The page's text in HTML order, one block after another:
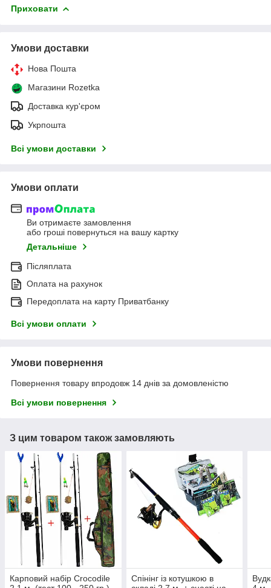
Приховати
Умови доставки
Нова Пошта
Магазини Rozetka
Доставка кур'єром
Укрпошта
Всі умови доставки
Умови оплати
Ви отримаєте замовлення
або гроші повернуться на вашу картку
Детальніше
Післяплата
Оплата на рахунок
Передоплата на карту Приватбанку
Всі умови оплати
Умови повернення
Повернення товару впродовж 14 днів за домовленістю
Всі умови повернення
З цим товаром також замовляють
Карповий набір Crocodile
Спінінг із котушкою в